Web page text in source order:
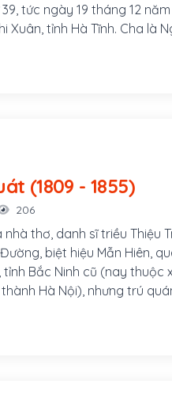
tức ngày 19 tháng 12 năm
Xuân, tỉnh Hà Tĩnh. Cha là
Cao Bá Quát (1809 - 1855)
206
thơ, danh sĩ triều Thiệu
biệt hiệu Mẫn Hiên,
tỉnh Bắc Ninh cũ (nay thuộc
Hà Nội), nhưng trú